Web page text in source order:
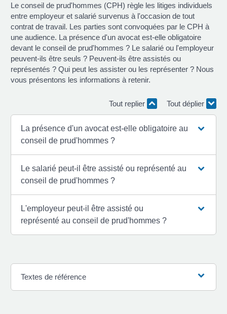
Le conseil de prud'hommes (CPH) règle les litiges individuels
entre employeur et salarié survenus à l'occasion de tout
contrat de travail. Les parties sont convoquées par le CPH à
une audience. La présence d'un avocat est-elle obligatoire
devant le conseil de prud'hommes ? Le salarié ou l'employeur
peuvent-ils être seuls ? Peuvent-ils être assistés ou
représentés ? Qui peut les assister ou les représenter ? Nous
vous présentons les informations à retenir.
Tout replier Tout déplier
La présence d'un avocat est-elle obligatoire au
conseil de prud'hommes ?
Le salarié peut-il être assisté ou représenté au
conseil de prud'hommes ?
L'employeur peut-il être assisté ou
représenté au conseil de prud'hommes ?
Textes de référence